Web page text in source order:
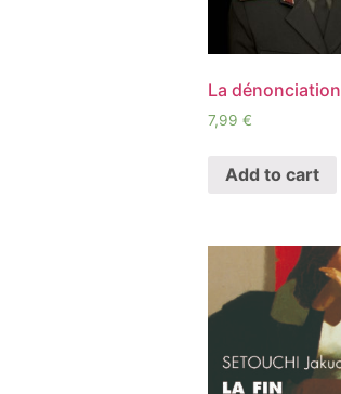
La dénonciation
7,99 €
Add to cart